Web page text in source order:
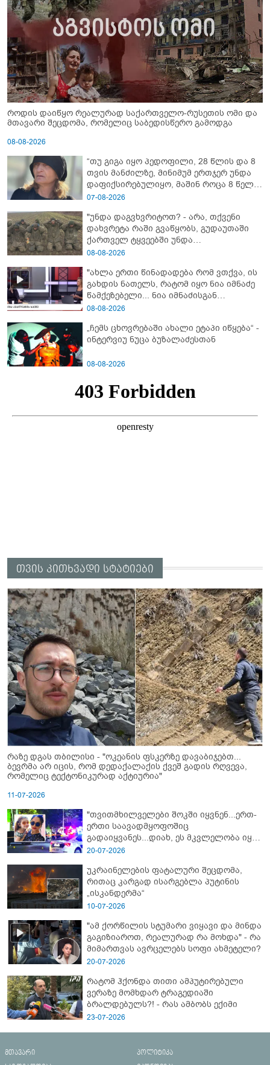
როდის დაიწყო რეალურად საქართველო-რუსეთის ომი და
მთავარი შეცდომა, რომელიც საბედისწერო გამოდგა
08-08-2026
“თუ გიგა იყო პედოფილი, 28 წლის და 8
თვის მანძილზე, მინიმუმ ერთჯერ უნდა
დაფიქსირებულიყო, მაშინ როცა 8 წელი
ამზადებდა მოსწავლეებს! - იპოვონ ერთი
ავიწროებდა” - ეკა კუპატაძე
07-08-2026
"უნდა დაგვხვრიტოთ? - არა, თქვენი
დახვრეტა რაში გვაწყობს, გუდაუთაში
ქართველ ტყვეებში უნდა
გადაგცვალოთ..."
08-08-2026
"ახლა ერთი წინადადება რომ ვთქვა, ის
გახდის ნათელს, რატომ იყო ნია იმნაძე
წამქეზებელი... ნია იმნაძისგან
გამოსული ინფორმაციაა ეს" - რას
08-08-2026
„ჩემს ცხოვრებაში ახალი ეტაპი იწყება“ -
ინტერვიუ ნუცა ბუზალაძესთან
08-08-2026
თვის კითხვადი სტატიები
რაზე დგას თბილისი - "ოკეანის ფსკერზე დავაბიჯებთ...
ბევრმა არ იცის, რომ დედაქალაქის ქვეშ გადის რღვევა,
რომელიც ტექტონიკურად აქტიურია"
11-07-2026
"თვითმხილველები შოკში იყვნენ...ერთ-
ერთი საავადმყოფოშიც
გადაიყვანეს...დიახ, ეს მკვლელობა იყო"
- გორში დატრიალებული ტრაგედიის
20-07-2026
უკრაინელების ფატალური შეცდომა,
რითაც კარგად ისარგებლა პუტინის
„ისკანდერმა“
10-07-2026
"ამ ქორწილის სტუმარი ვიყავი და მინდა
გაგიზიაროთ, რეალურად რა მოხდა" - რა
მიმართვას ავრცელებს სოფი ახმეტელი?
20-07-2026
რატომ ჰქონდა თითი ამპუტირებული
ვერაზე მომხდარ ტრაგედიაში
ბრალდებულს?! - რას ამბობს ექიმი
23-07-2026
მთავარი
პოლიტიკა